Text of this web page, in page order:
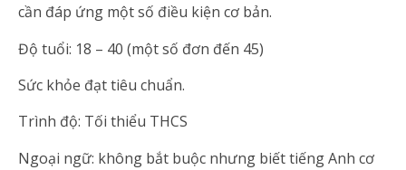
cần đáp ứng một số điều kiện cơ bản.
Độ tuổi: 18 – 40 (một số đơn đến 45)
Sức khỏe đạt tiêu chuẩn.
Trình độ: Tối thiểu THCS
Ngoại ngữ: không bắt buộc nhưng biết tiếng Anh cơ